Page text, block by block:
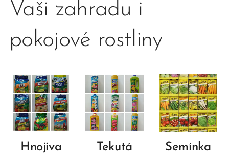
Vaši zahradu i
pokojové rostliny
Hnojiva
Tekutá
Semínka